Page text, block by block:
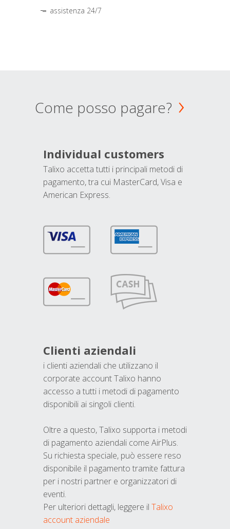
assistenza 24/7
Come posso pagare?
Individual customers
Talixo accetta tutti i principali metodi di
pagamento, tra cui MasterCard, Visa e
American Express.
Clienti aziendali
i clienti aziendali che utilizzano il
corporate account Talixo hanno
accesso a tutti i metodi di pagamento
disponibili ai singoli clienti.
Oltre a questo, Talixo supporta i metodi
di pagamento aziendali come AirPlus.
Su richiesta speciale, può essere reso
disponibile il pagamento tramite fattura
per i nostri partner e organizzatori di
eventi.
Per ulteriori dettagli, leggere il Talixo
account aziendale